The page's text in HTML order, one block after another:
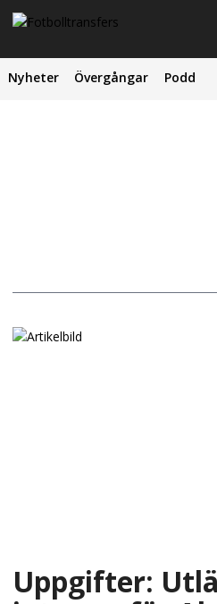
Nyheter Övergångar Podd
Uppgifter: